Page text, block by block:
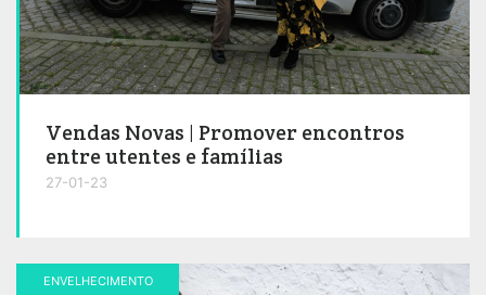
Vendas Novas | Promover encontros
entre utentes e famílias
27-01-23
ENVELHECIMENTO